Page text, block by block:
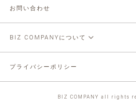
お問い合わせ
BIZ COMPANYについて
プライバシーポリシー
BIZ COMPANY all rights